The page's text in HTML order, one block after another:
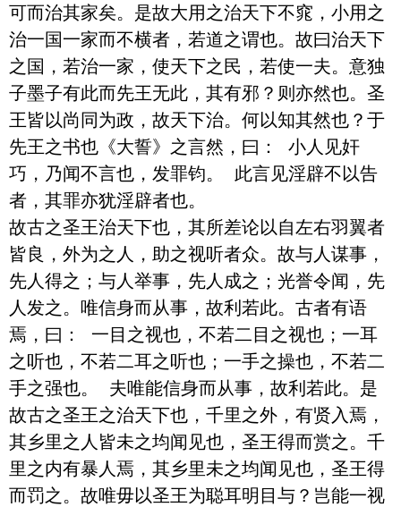
可而治其家矣。是故大用之治天下不窕，小用之
治一国一家而不横者，若道之谓也。故曰治天下
之国，若治一家，使天下之民，若使一夫。意独
子墨子有此而先王无此，其有邪？则亦然也。圣
王皆以尚同为政，故天下治。何以知其然也？于
先王之书也《大誓》之言然，曰： 小人见奸
巧，乃闻不言也，发罪钧。 此言见淫辟不以告
者，其罪亦犹淫辟者也。
故古之圣王治天下也，其所差论以自左右羽翼者
皆良，外为之人，助之视听者众。故与人谋事，
先人得之；与人举事，先人成之；光誉令闻，先
人发之。唯信身而从事，故利若此。古者有语
焉，曰： 一目之视也，不若二目之视也；一耳
之听也，不若二耳之听也；一手之操也，不若二
手之强也。 夫唯能信身而从事，故利若此。是
故古之圣王之治天下也，千里之外，有贤入焉，
其乡里之人皆未之均闻见也，圣王得而赏之。千
里之内有暴人焉，其乡里未之均闻见也，圣王得
而罚之。故唯毋以圣王为聪耳明目与？岂能一视